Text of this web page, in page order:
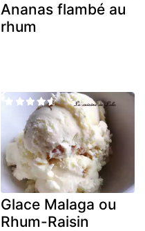
Ananas flambé au
rhum
Glace Malaga ou
Rhum-Raisin